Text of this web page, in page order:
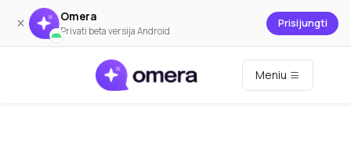
× Omera
Privati beta versija Android
Prisijungti
Meniu